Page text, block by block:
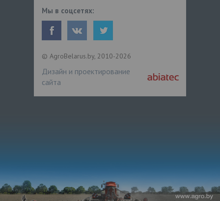
Мы в соцсетях:
© AgroBelarus.by, 2010-2026
Дизайн и проектирование
сайта